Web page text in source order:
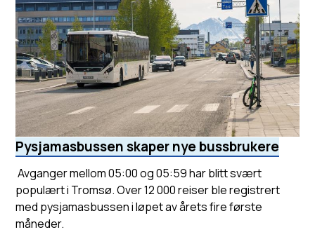
Pysjamasbussen skaper nye bussbrukere
Avganger mellom 05:00 og 05:59 har blitt svært
populært i Tromsø. Over 12 000 reiser ble registrert
med pysjamasbussen i løpet av årets fire første
måneder.